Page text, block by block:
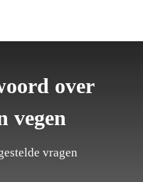
over
vegen
vragen